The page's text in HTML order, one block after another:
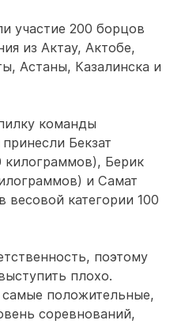
участие 200 борцов
из Актау, Актобе,
Астаны, Казалинска и
команды
Бекзат
килограммов), Берик
и Самат
категории 100
поэтому
плохо.
самые положительные,
соревнований,